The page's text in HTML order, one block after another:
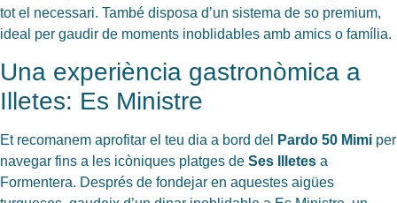
tot el necessari. També disposa d’un sistema de so premium,
ideal per gaudir de moments inoblidables amb amics o família.
Una experiència gastronòmica a
Illetes: Es Ministre
Et recomanem aprofitar el teu dia a bord del Pardo 50 Mimi per
navegar fins a les icòniques platges de Ses Illetes a
Formentera. Després de fondejar en aquestes aigües